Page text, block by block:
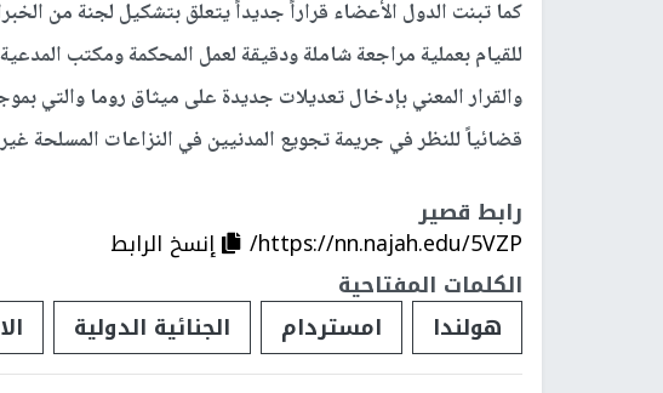
كما تبنت الدول الأعضاء قراراً جديداً يتعلق بتشكيل لجنة من
للقيام بعملية مراجعة شاملة ودقيقة لعمل المحكمة ومكتب
والقرار المعني بإدخال تعديلات جديدة على ميثاق روما والتي
قضائياً للنظر في جريمة تجويع المدنيين في النزاعات المسلحة
رابط قصير
https://nn.najah.edu/5VZP/
إنسخ الرابط
الكلمات المفتاحية
هولندا
امستردام الجنائية الدولية